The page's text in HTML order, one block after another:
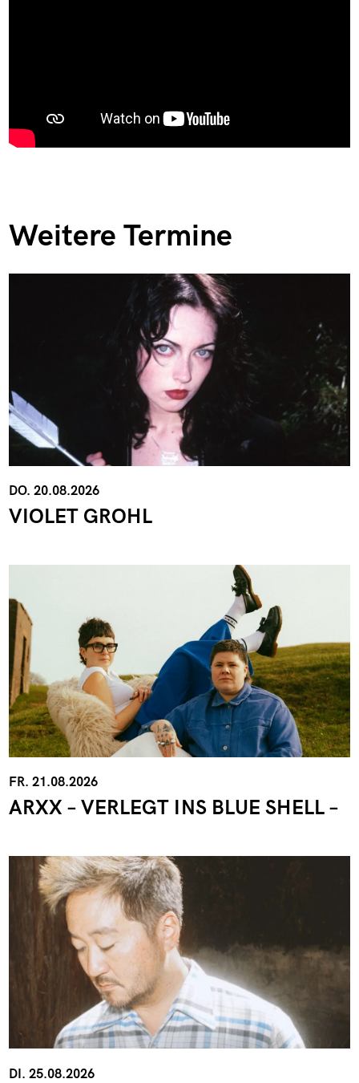
Weitere Termine
DO. 20.08.2026
VIOLET GROHL
FR. 21.08.2026
ARXX – VERLEGT INS BLUE SHELL –
DI. 25.08.2026